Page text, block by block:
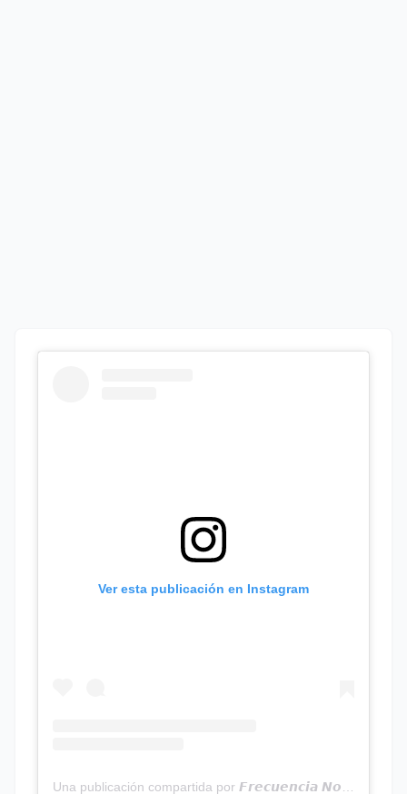
Ver esta publicación en Instagram